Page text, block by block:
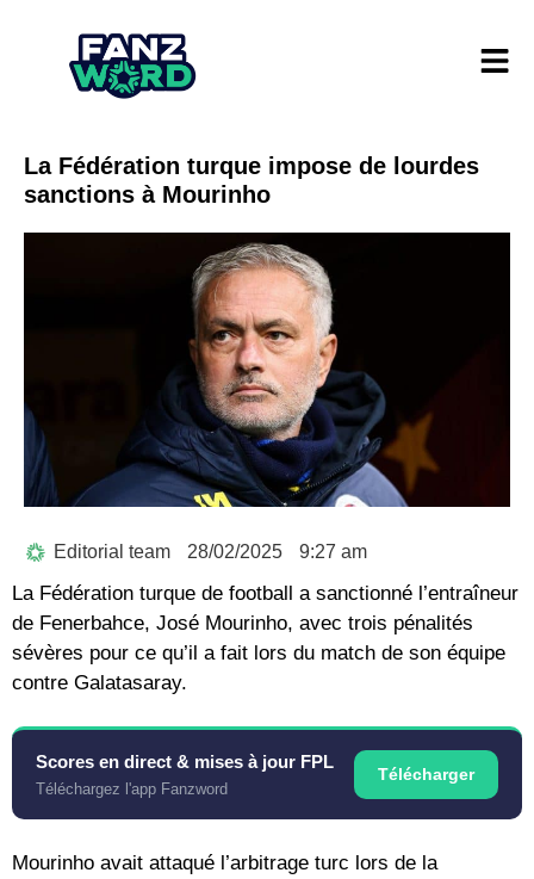
La Fédération turque impose de lourdes
sanctions à Mourinho
Editorial team 28/02/2025 9:27 am
La Fédération turque de football a sanctionné l’entraîneur
de Fenerbahce, José Mourinho, avec trois pénalités
sévères pour ce qu’il a fait lors du match de son équipe
contre Galatasaray.
Scores en direct & mises à jour FPL
Téléchargez l'app Fanzword
Télécharger
Mourinho avait attaqué l’arbitrage turc lors de la